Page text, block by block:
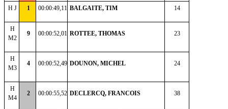
H J 1 00:00:49,11 BALGAITE, TIM 14
H
M2
9 00:00:52,01 ROTTEE, THOMAS 23
H
M3
4 00:00:52,49 DOUNON, MICHEL 24
H
M4
2 00:00:55,52 DECLERCQ, FRANCOIS 38